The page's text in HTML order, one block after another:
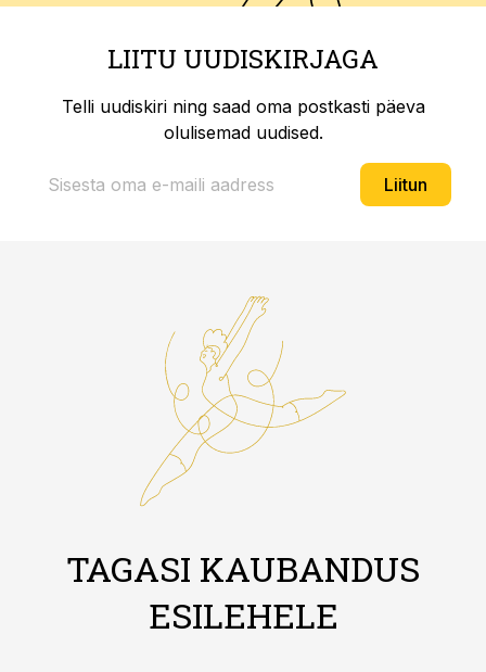
LIITU UUDISKIRJAGA
Telli uudiskiri ning saad oma postkasti päeva
olulisemad uudised.
Liitun
TAGASI KAUBANDUS
ESILEHELE